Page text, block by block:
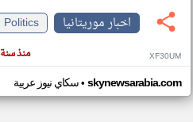
اخبار موريتانيا
Politics
منذ سنة XF30UM
سكاي نيوز عربية• skynewsarabia.com